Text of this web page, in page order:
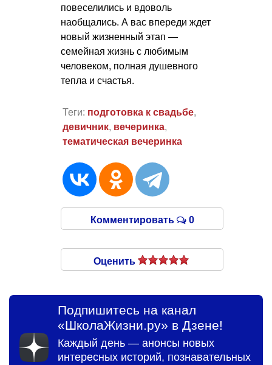
повеселились и вдоволь
наобщались. А вас впереди ждет
новый жизненный этап —
семейная жизнь с любимым
человеком, полная душевного
тепла и счастья.
Теги: подготовка к свадьбе,
девичник, вечеринка,
тематическая вечеринка
Комментировать 0
Оценить
Подпишитесь на канал
«ШколаЖизни.ру» в Дзене!
Каждый день — анонсы новых
интересных историй, познавательных